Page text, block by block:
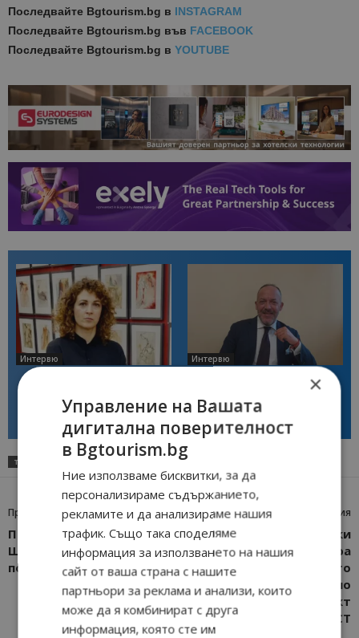
Последвайте Bgtourism.bg в INSTAGRAM
Последвайте Bgtourism.bg във FACEBOOK
Последвайте Bgtourism.bg в YOUTUBE
Интервю
Галина Декова: Перник има
дестинация
Интервю
Анселмо Капороси: България
може да съчетае автентичния
туризъм с технологиите на
бъдещето
ТАГОВЕ ВЕЛИКДЕН ВЕЛИКО ТЪРНОВО
Предишна статия
Пещера „Бисерна“ край
Шумен отвори за
посетители от 1 април
Следваща статия
Регионален исторически
музей – Бургас стартира
нов етап от развитието
на „Акве калиде“ по
международния проект
EPACT
×
Управление на Вашата
дигитална поверителност
в Bgtourism.bg
Ние използваме бисквитки, за да
персонализираме съдържанието,
рекламите и да анализираме нашия
трафик. Също така споделяме
информация за използването на нашия
сайт от ваша страна с нашите
партньори за реклама и анализи, които
може да я комбинират с друга
информация, която сте им